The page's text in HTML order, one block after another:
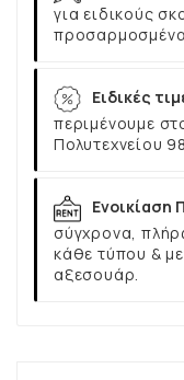
για ειδικούς
Ειδικές
περιμένουμε
Πολυτεχνείου
Ενοικίαση
σύγχρονα,
κάθε τύπου &
αξεσουάρ.